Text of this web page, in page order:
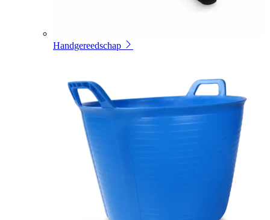
Handgereedschap